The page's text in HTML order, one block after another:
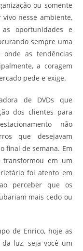
ou somente
nesse ambiente,
oportunidades e
sempre uma
as tendências
a coragem
pede e exige.
de DVDs que
dos clientes para
não
que desejavam
final de semana. Em
transformou em um
foi atento em
perceber que os
mais cedo ou
de Enrico, hoje as
luz, seja você um